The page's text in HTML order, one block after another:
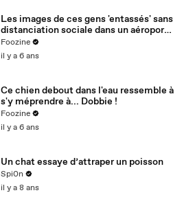
Les images de ces gens 'entassés' sans
distanciation sociale dans un aéroport
font le tour des réseaux
Foozine
il y a 6 ans
Ce chien debout dans l'eau ressemble à
s'y méprendre à... Dobbie !
Foozine
il y a 6 ans
Un chat essaye d’attraper un poisson
Spi0n
il y a 8 ans